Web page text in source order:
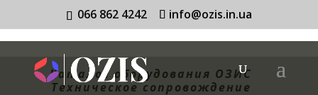
066 862 4242 info@ozis.in.ua
Каталог оборудования ОЗИС
Техническое сопровождение